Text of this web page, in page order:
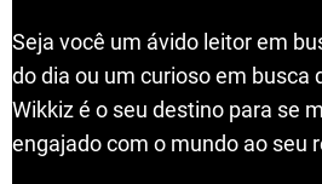
Seja você um ávido leitor em
do dia ou um curioso em busca
Wikkiz é o seu destino para se
engajado com o mundo ao seu